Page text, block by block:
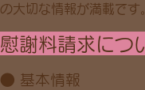
の大切な情報が満載です。
慰謝料請求につ
● 基本情報